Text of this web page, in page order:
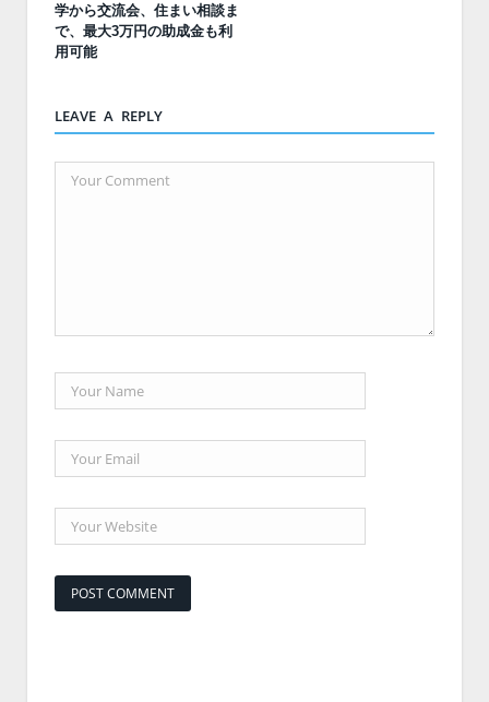
学から交流会、住まい相談ま
で、最大3万円の助成金も利
用可能
LEAVE A REPLY